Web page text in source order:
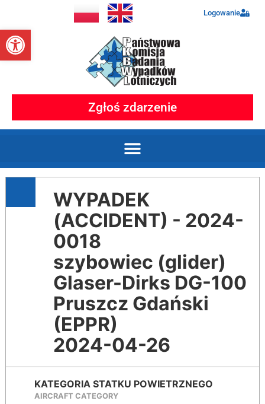
Otwórz pasek narzędzi
Logowanie
Zgłoś zdarzenie
WYPADEK
(ACCIDENT) - 2024-
0018
szybowiec (glider)
Glaser-Dirks DG-100
Pruszcz Gdański
(EPPR)
2024-04-26
KATEGORIA STATKU POWIETRZNEGO
AIRCRAFT CATEGORY